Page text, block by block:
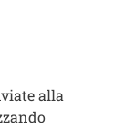
alla